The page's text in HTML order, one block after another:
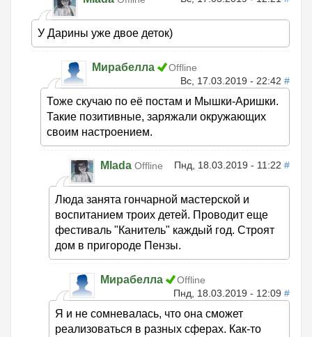
У Дарины уже двое деток)
Мирабелла
Offline
Вс, 17.03.2019 - 22:42 #
Тоже скучаю по её постам и Мышки-Аришки.
Такие позитивные, заряжали окружающих
своим настроением.
Mlada Offline Пнд, 18.03.2019 - 11:22 #
Люда занята гончарной мастерской и
воспитанием троих детей. Проводит еще
фестиваль "Канитель" каждый год. Строят
дом в пригороде Пензы.
Мирабелла
Offline
Пнд, 18.03.2019 - 12:09 #
Я и не сомневалась, что она сможет
реализоваться в разных сферах. Как-то